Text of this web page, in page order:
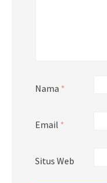
Nama *
Email *
Situs Web